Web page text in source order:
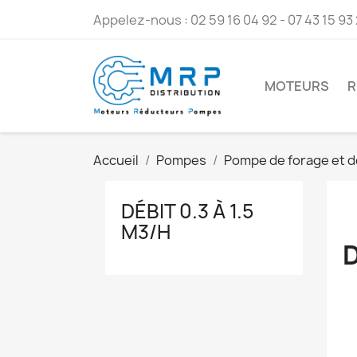
Appelez-nous : 02 59 16 04 92 - 07 43 15 93
MOTEURS
Accueil Pompes Pompe de forage et
DÉBIT 0.3 À 1.5
M3/H